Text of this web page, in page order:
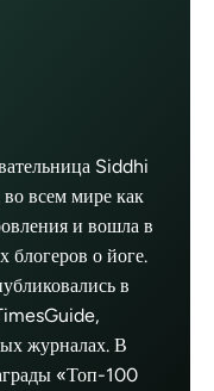
Siddhi
всем мире как
и вошла в
о йоге.
в
журналах. В
«Топ-100